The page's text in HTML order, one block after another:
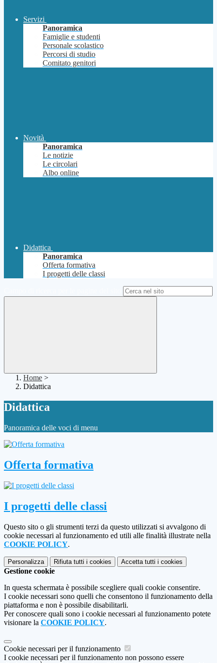
Servizi
Panoramica
Famiglie e studenti
Personale scolastico
Percorsi di studio
Comitato genitori
Novità
Panoramica
Le notizie
Le circolari
Albo online
Didattica
Panoramica
Offerta formativa
I progetti delle classi
Home >
Didattica
Didattica
Panoramica delle voci di menu
Offerta formativa
I progetti delle classi
Questo sito o gli strumenti terzi da questo utilizzati si avvalgono di
cookie necessari al funzionamento ed utili alle finalità illustrate nella
COOKIE POLICY.
Personalizza Rifiuta tutti i cookies Accetta tutti i cookies
Gestione cookie
In questa schermata è possibile scegliere quali cookie consentire.
I cookie necessari sono quelli che consentono il funzionamento della
piattaforma e non è possibile disabilitarli.
Per conoscere quali sono i cookie necessari al funzionamento potete
visionare la COOKIE POLICY.
Cookie necessari per il funzionamento
I cookie necessari per il funzionamento non possono essere